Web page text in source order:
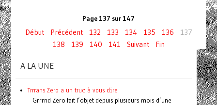
Page 137 sur 147
Début Précédent 132 133 134 135 136
137
138
139 140 141 Suivant Fin
A LA UNE
Trrrans Zero a un truc à vous dire
Grrrnd Zero fait l’objet depuis plusieurs mois d’une